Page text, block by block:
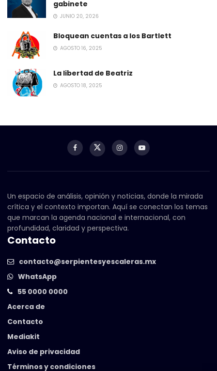
gabinete
JUNIO 20, 2026
Bloquean cuentas a los Bartlett
AGOSTO 16, 2025
La libertad de Beatriz
AGOSTO 18, 2025
Un espacio de análisis, opinión y noticias, donde la mirada
crítica y el contexto importan. Aquí se conectan los temas
que marcan la agenda nacional e internacional, con
profundidad, claridad y perspectiva.
Contacto
contacto@serpientesyescaleras.mx
WhatsApp
55 0000 0000
Acerca de
Contacto
Mediakit
Aviso de privacidad
Términos y condiciones